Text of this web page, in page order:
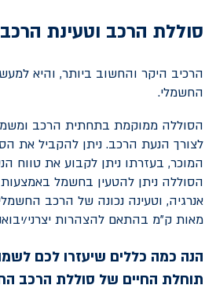
סוללת הרכב וטעינת
הרכיב היקר והחשוב ביותר, והיא
החשמלי.
הסוללה ממוקמת בתחתית הרכב
לצורך הנעת הרכב. ניתן להקביל את
המוכר, בעזרתו ניתן לקבוע את טווח
הסוללה ניתן להטעין בחשמל
אנרגיה, וטעינה נכונה של הרכב
מאות ק"מ בהתאם להצהרות יצרני/
הנה כמה כללים שיעזרו לכם
תוחלת החיים של סוללת הרכב